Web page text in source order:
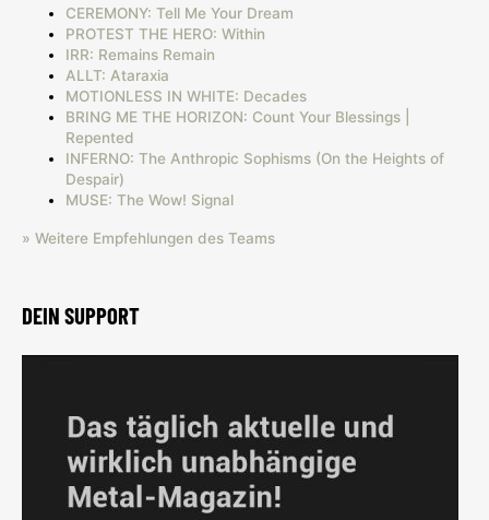
CEREMONY: Tell Me Your Dream
PROTEST THE HERO: Within
IRR: Remains Remain
ALLT: Ataraxia
MOTIONLESS IN WHITE: Decades
BRING ME THE HORIZON: Count Your Blessings |
Repented
INFERNO: The Anthropic Sophisms (On the Heights of
Despair)
MUSE: The Wow! Signal
» Weitere Empfehlungen des Teams
DEIN SUPPORT